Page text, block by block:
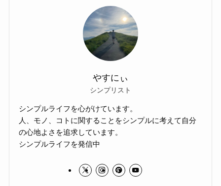
やすにぃ
シンプリスト
シンプルライフを心がけています。
人、モノ、コトに関することをシンプルに考えて自分
の心地よさを追求しています。
シンプルライフを発信中